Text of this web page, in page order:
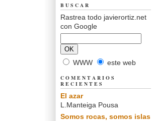
BUSCAR
Rastrea todo javierortiz.net
con Google
WWW este web
COMENTARIOS
RECIENTES
El azar
L.Manteiga Pousa
Somos rocas, somos islas